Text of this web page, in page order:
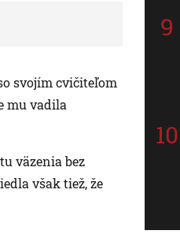
svojím cvičiteľom
mu vadila
väzenia bez
však tiež, že